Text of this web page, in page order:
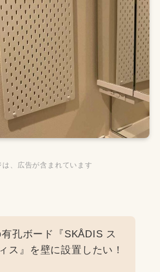
、広告が含まれています
孔ボード『SKÅDIS ス
ス』を壁に設置したい！